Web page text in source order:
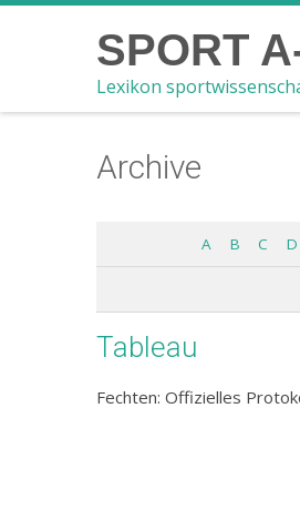
SPORT
Lexikon
Archive
A B C D
Tableau
Fechten: Offizielles